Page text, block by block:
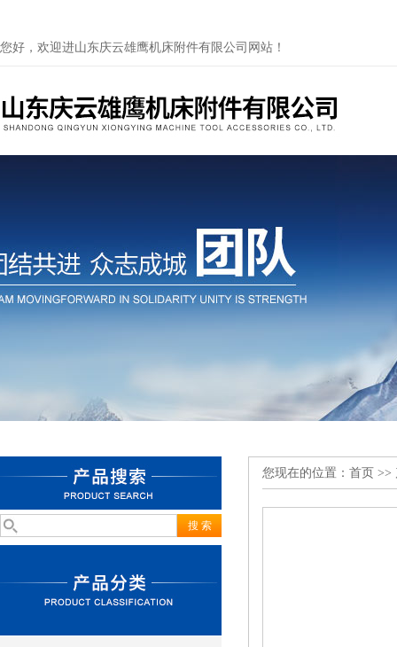
您好，欢迎进山东庆云雄鹰机床附件有限公司网站！
您现在的位置： 首页 >>